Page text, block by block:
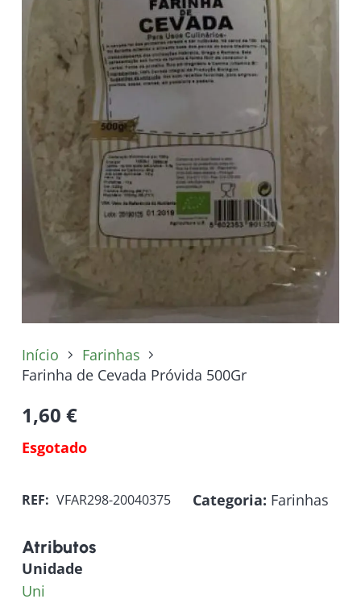
Início
Farinhas
Farinha de Cevada Próvida 500Gr
1,60 €
Esgotado
REF: VFAR298-20040375 Categoria: Farinhas
Atributos
Unidade
Uni